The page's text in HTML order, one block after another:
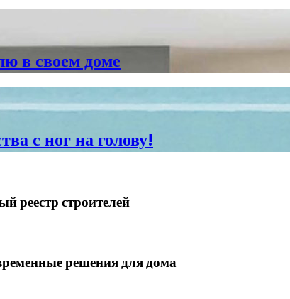
в своем доме
с ног на голову!
реестр строителей
решения для дома